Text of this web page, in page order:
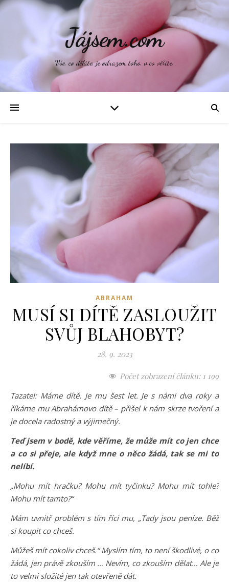
Jájsem.com
Vše, co děláte, je odrazem toho, v co věříte.
ABRAHAM
MUSÍ SI DÍTĚ ZASLOUŽIT
SVŮJ BLAHOBYT?
28. 9. 2023
Počet zobrazení článku: 1 199
Tazatel: Máme dítě. Je mu šest let. Je s námi dva roky a
říkáme mu Abrahámovo dítě – přišel k nám skrze tvoření a
je docela radostný a výjimečný.
Teď jsem v bodě, kde věříme, že může mít co jen chce
a co si přeje, ale když mne o něco žádá, tak se mi to
nelíbí.
„Mohu mít hračku? Mohu mít tyčinku? Mohu mít tohle?
Mohu mít tamto?“
Mám uvnitř problém s tím říci mu, „Tady jsou peníze. Běž
si koupit co chceš.
Můžeš mít cokoliv chceš.“ Myslím tím, to není škodlivé, o co
žádá, jen právě zkouším … Nevím, co zkouším dělat… Ale je
to velmi složité jen tak otevřeně dát.